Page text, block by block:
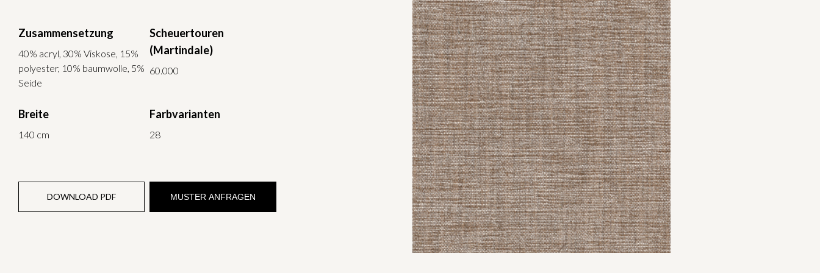
Zusammensetzung
40% acryl, 30% Viskose, 15%
polyester, 10% baumwolle, 5%
Seide
Scheuertouren
(Martindale)
60.000
Breite
140 cm
Farbvarianten
28
DOWNLOAD PDF MUSTER ANFRAGEN